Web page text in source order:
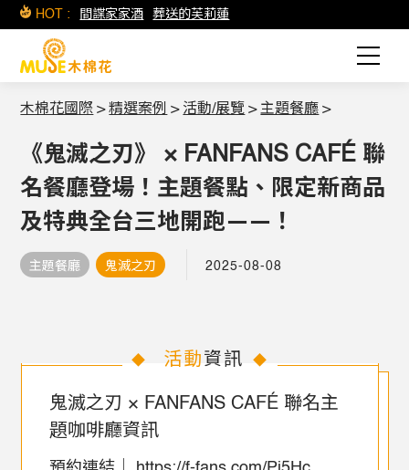
HOT : 間諜家家酒 葬送的芙莉蓮
木棉花國際 >精選案例 > 活動/展覽 >主題餐廳 >
《鬼滅之刃》 × FANFANS CAFÉ 聯
名餐廳登場！主題餐點、限定新商品
及特典全台三地開跑——！
主題餐廳 鬼滅之刃 2025-08-08
◆ 活動 資訊 ◆
鬼滅之刃 × FANFANS CAFÉ 聯名主
題咖啡廳資訊